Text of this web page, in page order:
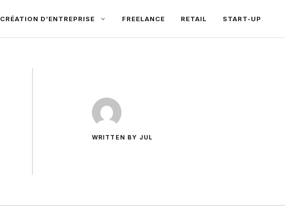
CRÉATION D’ENTREPRISE FREELANCE RETAIL START-UP
WRITTEN BY JUL